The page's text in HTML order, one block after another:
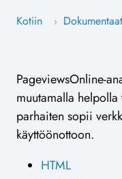
Kotiin ›
PageviewsOnline-
muutamalla
parhaiten sopii
käyttöönottoon.
HTML